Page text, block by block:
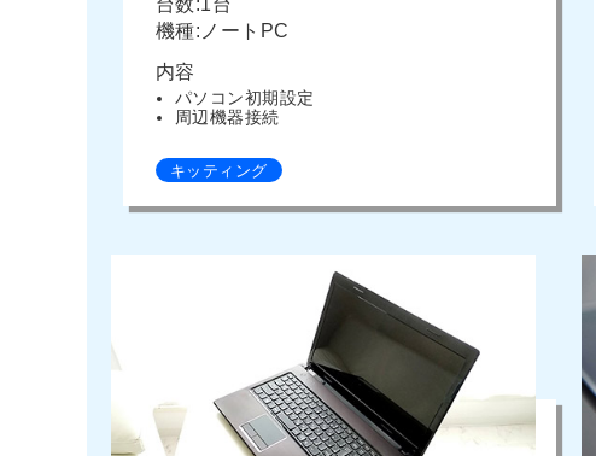
機種:ノートPC
内容
パソコン初期設定
周辺機器接続
キッティング